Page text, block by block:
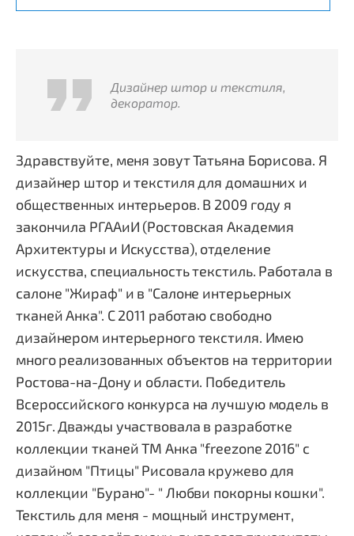
Дизайнер штор и текстиля,
декоратор.
Здравствуйте, меня зовут Татьяна Борисова. Я
дизайнер штор и текстиля для домашних и
общественных интерьеров. В 2009 году я
закончила РГААиИ (Ростовская Академия
Архитектуры и Искусства), отделение
искусства, специальность текстиль. Работала в
салоне "Жираф" и в "Салоне интерьерных
тканей Анка". С 2011 работаю свободно
дизайнером интерьерного текстиля. Имею
много реализованных объектов на территории
Ростова-на-Дону и области. Победитель
Всероссийского конкурса на лучшую модель в
2015г. Дважды участвовала в разработке
коллекции тканей TM Анка "freezone 2016" с
дизайном "Птицы" Рисовала кружево для
коллекции "Бурано"- " Любви покорны кошки".
Текстиль для меня - мощный инструмент,